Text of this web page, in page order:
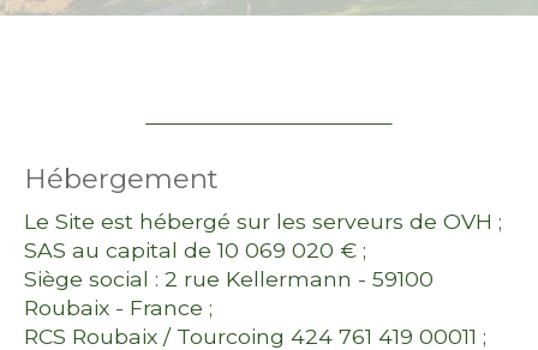
Hébergement
Le Site est hébergé sur les serveurs de OVH ;
SAS au capital de 10 069 020 € ;
Siège social : 2 rue Kellermann - 59100
Roubaix - France ;
RCS Roubaix / Tourcoing 424 761 419 00011 ;